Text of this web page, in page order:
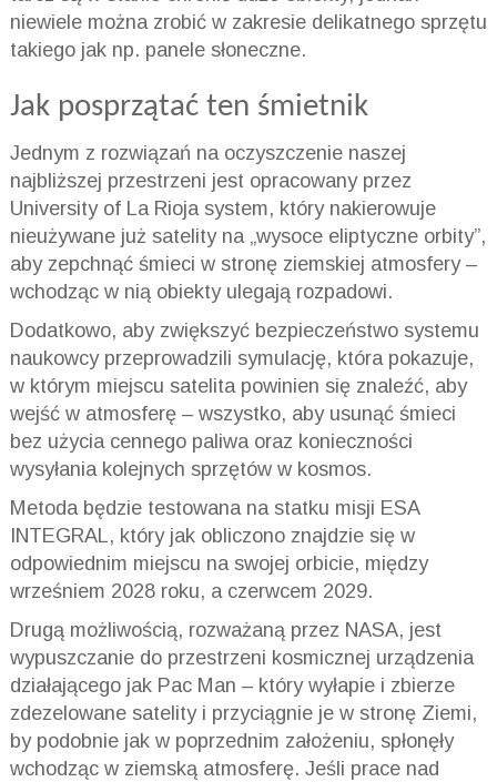
niewiele można zrobić w zakresie delikatnego sprzętu
takiego jak np. panele słoneczne.
Jak posprzątać ten śmietnik
Jednym z rozwiązań na oczyszczenie naszej
najbliższej przestrzeni jest opracowany przez
University of La Rioja system, który nakierowuje
nieużywane już satelity na „wysoce eliptyczne orbity”,
aby zepchnąć śmieci w stronę ziemskiej atmosfery –
wchodząc w nią obiekty ulegają rozpadowi.
Dodatkowo, aby zwiększyć bezpieczeństwo systemu
naukowcy przeprowadzili symulację, która pokazuje,
w którym miejscu satelita powinien się znaleźć, aby
wejść w atmosferę – wszystko, aby usunąć śmieci
bez użycia cennego paliwa oraz konieczności
wysyłania kolejnych sprzętów w kosmos.
Metoda będzie testowana na statku misji ESA
INTEGRAL, który jak obliczono znajdzie się w
odpowiednim miejscu na swojej orbicie, między
wrześniem 2028 roku, a czerwcem 2029.
Drugą możliwością, rozważaną przez NASA, jest
wypuszczanie do przestrzeni kosmicznej urządzenia
działającego jak Pac Man – który wyłapie i zbierze
zdezelowane satelity i przyciągnie je w stronę Ziemi,
by podobnie jak w poprzednim założeniu, spłonęły
wchodząc w ziemską atmosferę. Jeśli prace nad